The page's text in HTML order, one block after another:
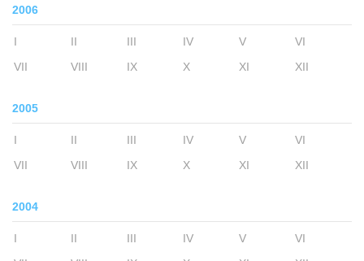
2006
I II III IV V
VI
VII
VIII IX X XI XII
2005
I II III IV V
VI
VII
VIII IX X XI XII
2004
I II III IV V
VI